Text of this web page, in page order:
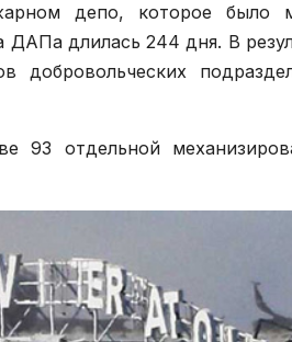
депо, которое было
длилась 244 дня. В
добровольческих
93 отдельной